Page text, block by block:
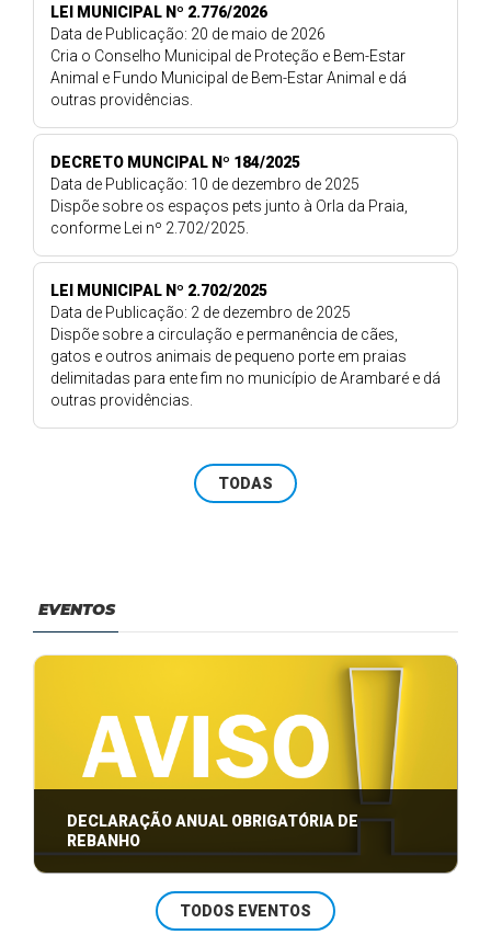
LEI MUNICIPAL Nº 2.776/2026
Data de Publicação: 20 de maio de 2026
Cria o Conselho Municipal de Proteção e Bem-Estar
Animal e Fundo Municipal de Bem-Estar Animal e dá
outras providências.
DECRETO MUNCIPAL Nº 184/2025
Data de Publicação: 10 de dezembro de 2025
Dispõe sobre os espaços pets junto à Orla da Praia,
conforme Lei nº 2.702/2025.
LEI MUNICIPAL Nº 2.702/2025
Data de Publicação: 2 de dezembro de 2025
Dispõe sobre a circulação e permanência de cães,
gatos e outros animais de pequeno porte em praias
delimitadas para ente fim no município de Arambaré e dá
outras providências.
TODAS
EVENTOS
DECLARAÇÃO ANUAL OBRIGATÓRIA DE
REBANHO
Declaração Anual Obrigatória de Rebanho (relação
do gado) se encerra dia 30/04/2019
TODOS EVENTOS